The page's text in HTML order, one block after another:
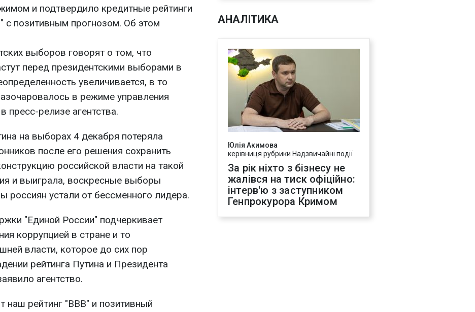
и подтвердило кредитные рейтинги
c позитивным прогнозом. Об этом
выборов говорят о том, что
перед президентскими выборами в
увеличивается, в то
в режиме управления
пресс-релизе агентства.
на выборах 4 декабря потеряла
после его решения сохранить
российской власти на такой
и выиграла, воскресные выборы
россиян устали от бессменного лидера.
"Единой России" подчеркивает
коррупцией в стране и то
власти, которое до сих пор
рейтинга Путина и Президента
агентство.
наш рейтинг "BBB" и позитивный
АНАЛІТИКА
Юлія Акимова
керівниця рубрики Надзвичайні події
За рік ніхто з бізнесу не
жалівся на тиск офіційно:
інтерв'ю з заступником
Генпрокурора Кримом